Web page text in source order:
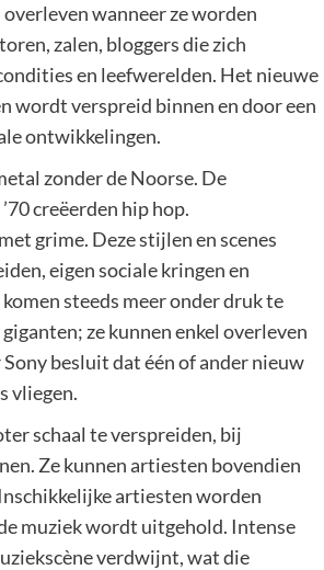
wanneer ze worden
zalen, bloggers die zich
en leefwerelden. Het nieuwe
wordt verspreid binnen en door een
ontwikkelingen.
zonder de Noorse. De
creëerden hip hop.
grime. Deze stijlen en scenes
eigen sociale kringen en
steeds meer onder druk te
ze kunnen enkel overleven
besluit dat één of ander nieuw
vliegen.
schaal te verspreiden, bij
Ze kunnen artiesten bovendien
artiesten worden
muziek wordt uitgehold. Intense
verdwijnt, wat die